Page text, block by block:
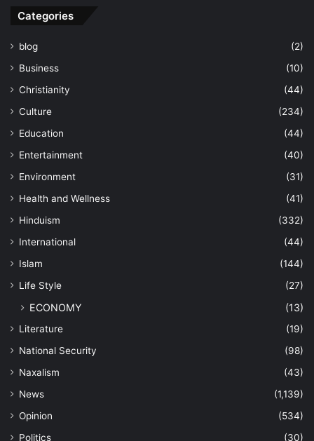
Categories
blog
(2)
Business
(10)
Christianity
(44)
Culture
(234)
Education
(44)
Entertainment
(40)
Environment
(31)
Health and Wellness
(41)
Hinduism
(332)
International
(44)
Islam
(144)
Life Style
(27)
ECONOMY (13)
Literature
(19)
National Security
(98)
Naxalism
(43)
News
(1,139)
Opinion
(534)
Politics
(30)